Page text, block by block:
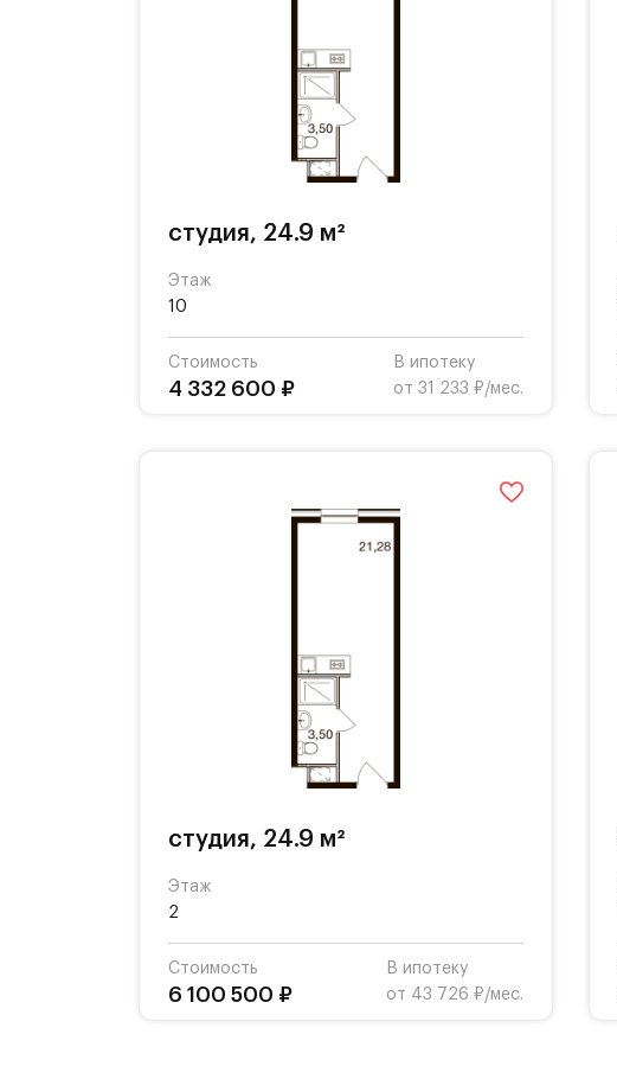
студия, 24.9 м²
Этаж
10
Стоимость
4 332 600 ₽
В ипотеку
от 31 233 ₽/мес.
студия, 24.9 м²
Этаж
2
Стоимость
6 100 500 ₽
В ипотеку
от 43 726 ₽/мес.